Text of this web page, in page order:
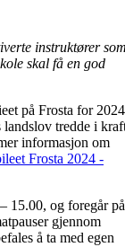
instruktører
skal få en god
på Frosta for
landslov tredde i
informasjon om
Frosta 2024 -
15.00, og foregår på
gjennom
å ta med egen